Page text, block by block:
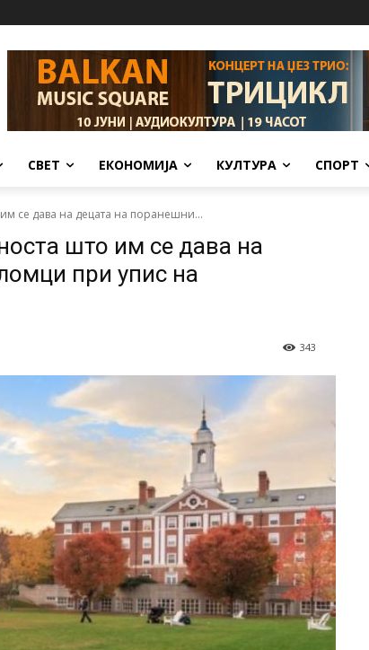
СВЕТ ЕКОНОМИЈА КУЛТУРА СПОРТ
се дава на децата на поранешни...
што им се дава на
при упис на
343